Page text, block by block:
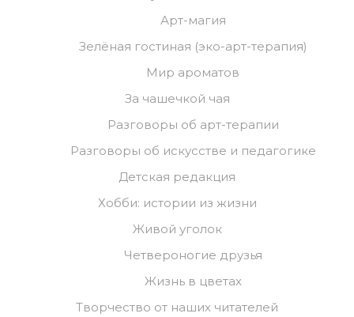
Арт-магия
Зелёная гостиная (эко-арт-терапия)
Мир ароматов
За чашечкой чая
Разговоры об арт-терапии
Разговоры об искусстве и педагогике
Детская редакция
Хобби: истории из жизни
Живой уголок
Четвероногие друзья
Жизнь в цветах
Творчество от наших читателей